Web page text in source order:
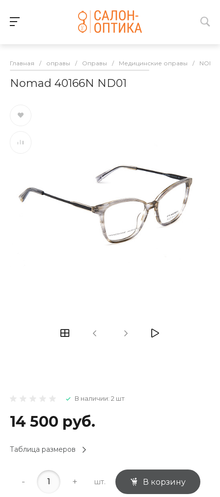
Главная / оправы / Оправы / Медицинские оправы /
Nomad 40166N ND01
В наличии: 2 шт
14 500 руб.
Таблица размеров
- + шт. В корзину